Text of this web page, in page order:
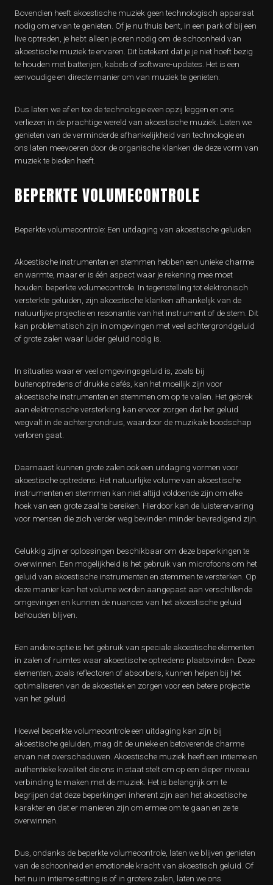
Bovendien heeft akoestische muziek geen technologisch apparaat
nodig om ervan te genieten. Of je nu thuis bent, in een park of bij een
live optreden, je hebt alleen je oren nodig om de schoonheid van
akoestische muziek te ervaren. Dit betekent dat je je niet hoeft bezig
te houden met batterijen, kabels of software-updates. Het is een
eenvoudige en directe manier om van muziek te genieten.
Dus laten we af en toe de technologie even opzij leggen en ons
verliezen in de prachtige wereld van akoestische muziek. Laten we
genieten van de verminderde afhankelijkheid van technologie en
ons laten meevoeren door de organische klanken die deze vorm van
muziek te bieden heeft.
BEPERKTE VOLUMECONTROLE
Beperkte volumecontrole: Een uitdaging van akoestische geluiden
Akoestische instrumenten en stemmen hebben een unieke charme
en warmte, maar er is één aspect waar je rekening mee moet
houden: beperkte volumecontrole. In tegenstelling tot elektronisch
versterkte geluiden, zijn akoestische klanken afhankelijk van de
natuurlijke projectie en resonantie van het instrument of de stem. Dit
kan problematisch zijn in omgevingen met veel achtergrondgeluid
of grote zalen waar luider geluid nodig is.
In situaties waar er veel omgevingsgeluid is, zoals bij
buitenoptredens of drukke cafés, kan het moeilijk zijn voor
akoestische instrumenten en stemmen om op te vallen. Het gebrek
aan elektronische versterking kan ervoor zorgen dat het geluid
wegvalt in de achtergrondruis, waardoor de muzikale boodschap
verloren gaat.
Daarnaast kunnen grote zalen ook een uitdaging vormen voor
akoestische optredens. Het natuurlijke volume van akoestische
instrumenten en stemmen kan niet altijd voldoende zijn om elke
hoek van een grote zaal te bereiken. Hierdoor kan de luisterervaring
voor mensen die zich verder weg bevinden minder bevredigend zijn.
Gelukkig zijn er oplossingen beschikbaar om deze beperkingen te
overwinnen. Een mogelijkheid is het gebruik van microfoons om het
geluid van akoestische instrumenten en stemmen te versterken. Op
deze manier kan het volume worden aangepast aan verschillende
omgevingen en kunnen de nuances van het akoestische geluid
behouden blijven.
Een andere optie is het gebruik van speciale akoestische elementen
in zalen of ruimtes waar akoestische optredens plaatsvinden. Deze
elementen, zoals reflectoren of absorbers, kunnen helpen bij het
optimaliseren van de akoestiek en zorgen voor een betere projectie
van het geluid.
Hoewel beperkte volumecontrole een uitdaging kan zijn bij
akoestische geluiden, mag dit de unieke en betoverende charme
ervan niet overschaduwen. Akoestische muziek heeft een intieme en
authentieke kwaliteit die ons in staat stelt om op een dieper niveau
verbinding te maken met de muziek. Het is belangrijk om te
begrijpen dat deze beperkingen inherent zijn aan het akoestische
karakter en dat er manieren zijn om ermee om te gaan en ze te
overwinnen.
Dus, ondanks de beperkte volumecontrole, laten we blijven genieten
van de schoonheid en emotionele kracht van akoestisch geluid. Of
het nu in intieme setting is of in grotere zalen, laten we ons